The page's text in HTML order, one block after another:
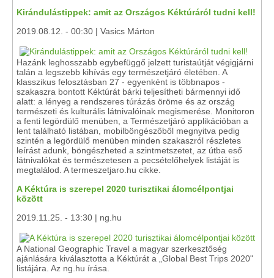
Kirándulástippek: amit az Országos Kéktúráról tudni kell!
2019.08.12. - 00:30 | Vasics Márton
Hazánk leghosszabb egybefüggő jelzett turistaútját végigjárni
talán a legszebb kihívás egy természetjáró életében. A
klasszikus felosztásban 27 - egyenként is többnapos -
szakaszra bontott Kéktúrát bárki teljesítheti bármennyi idő
alatt: a lényeg a rendszeres túrázás öröme és az ország
természeti és kulturális látnivalóinak megismerése. Monitoron
a fenti legördülő menüben, a Természetjáró applikációban a
lent található listában, mobilböngészőből megnyitva pedig
szintén a legördülő menüben minden szakaszról részletes
leírást adunk, böngészheted a szintmetszetet, az útba eső
látnivalókat és természetesen a pecsételőhelyek listáját is
megtalálod. A termeszetjaro.hu cikke.
A Kéktúra is szerepel 2020 turisztikai álomcélpontjai
között
2019.11.25. - 13:30 | ng.hu
A National Geographic Travel a magyar szerkesztőség
ajánlására kiválasztotta a Kéktúrát a „Global Best Trips 2020"
listájára. Az ng.hu írása.